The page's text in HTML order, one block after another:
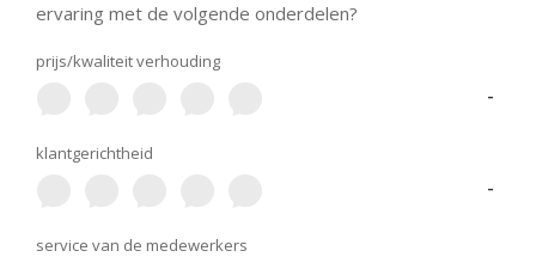
ervaring met de volgende onderdelen?
prijs/kwaliteit verhouding
-
klantgerichtheid
-
service van de medewerkers